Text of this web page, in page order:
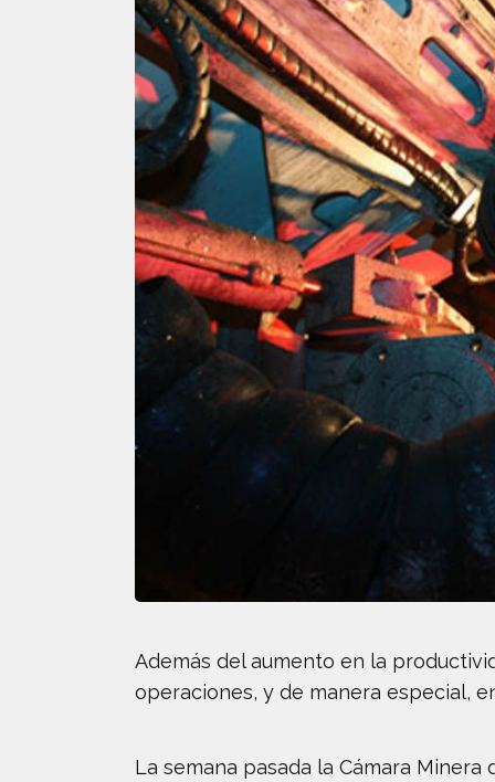
Además del aumento en la
operaciones, y de manera especial,
La semana pasada la Cámara